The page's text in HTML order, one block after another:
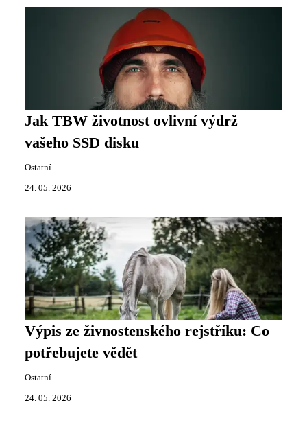
Jak TBW životnost ovlivní výdrž
vašeho SSD disku
Ostatní
24. 05. 2026
Výpis ze živnostenského rejstříku: Co
potřebujete vědět
Ostatní
24. 05. 2026